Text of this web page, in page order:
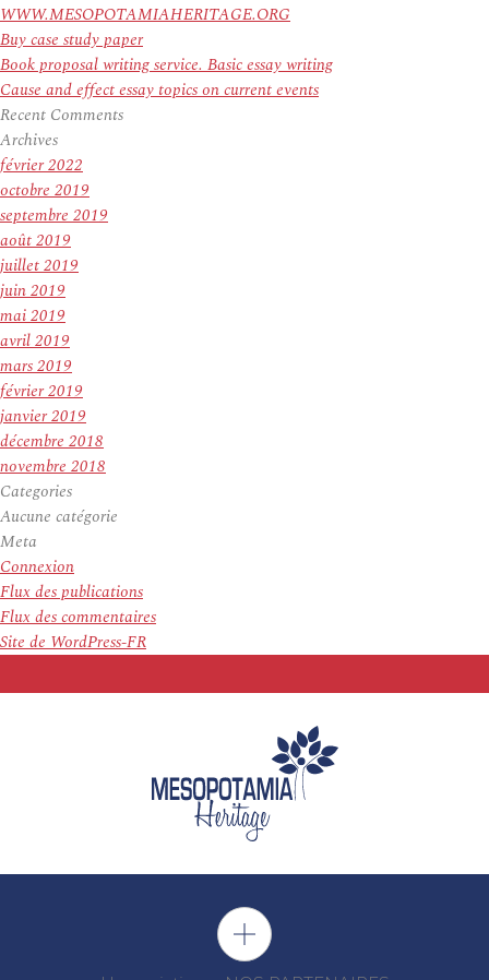
WWW.MESOPOTAMIAHERITAGE.ORG
Buy case study paper
Book proposal writing service. Basic essay writing
Cause and effect essay topics on current events
Recent Comments
Archives
février 2022
octobre 2019
septembre 2019
août 2019
juillet 2019
juin 2019
mai 2019
avril 2019
mars 2019
février 2019
janvier 2019
décembre 2018
novembre 2018
Categories
Aucune catégorie
Meta
Connexion
Flux des publications
Flux des commentaires
Site de WordPress-FR